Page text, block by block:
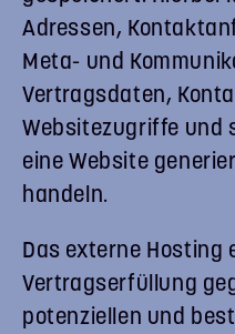
Adressen,
Meta- und
Vertragsdaten,
Websitezugriffe und
eine Website
handeln.
Das externe Hosting
Vertragserfüllung
potenziellen und